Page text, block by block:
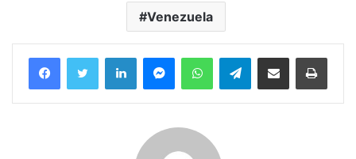
Venezuela
FacebookTwitter LinkedInMessengerWhatsAppTelegramCompartir por correo electrónico